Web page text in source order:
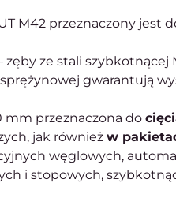
M42 przeznaczony jest
ze stali szybkotnącej
gwarantują
mm przeznaczona do
jak również w
węglowych,
i stopowych,